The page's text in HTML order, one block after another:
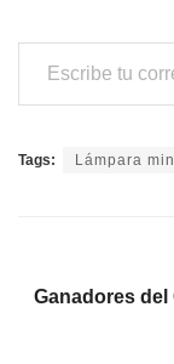
Escribe tu correo electrónico…
Tags: Lámpara
Ganadores